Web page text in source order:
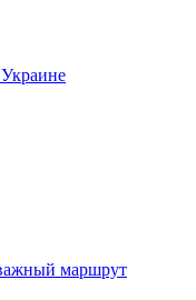
маршрут